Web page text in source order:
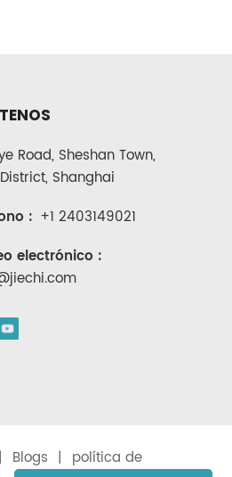
Road, Sheshan Town,
Shanghai
: +1 2403149021
electrónico :
| Blogs | política de